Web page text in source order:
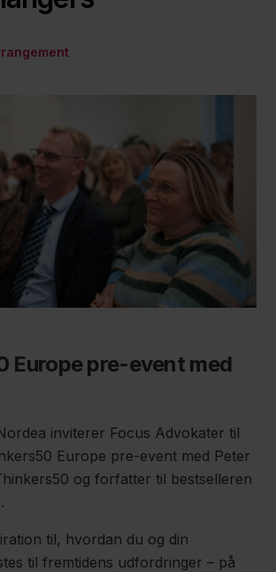
Europe pre-event med
inviterer Focus Advokater til
Europe pre-event med Peter
og forfatter til bestselleren
til, hvordan du og din
til fremtidens udfordringer – på